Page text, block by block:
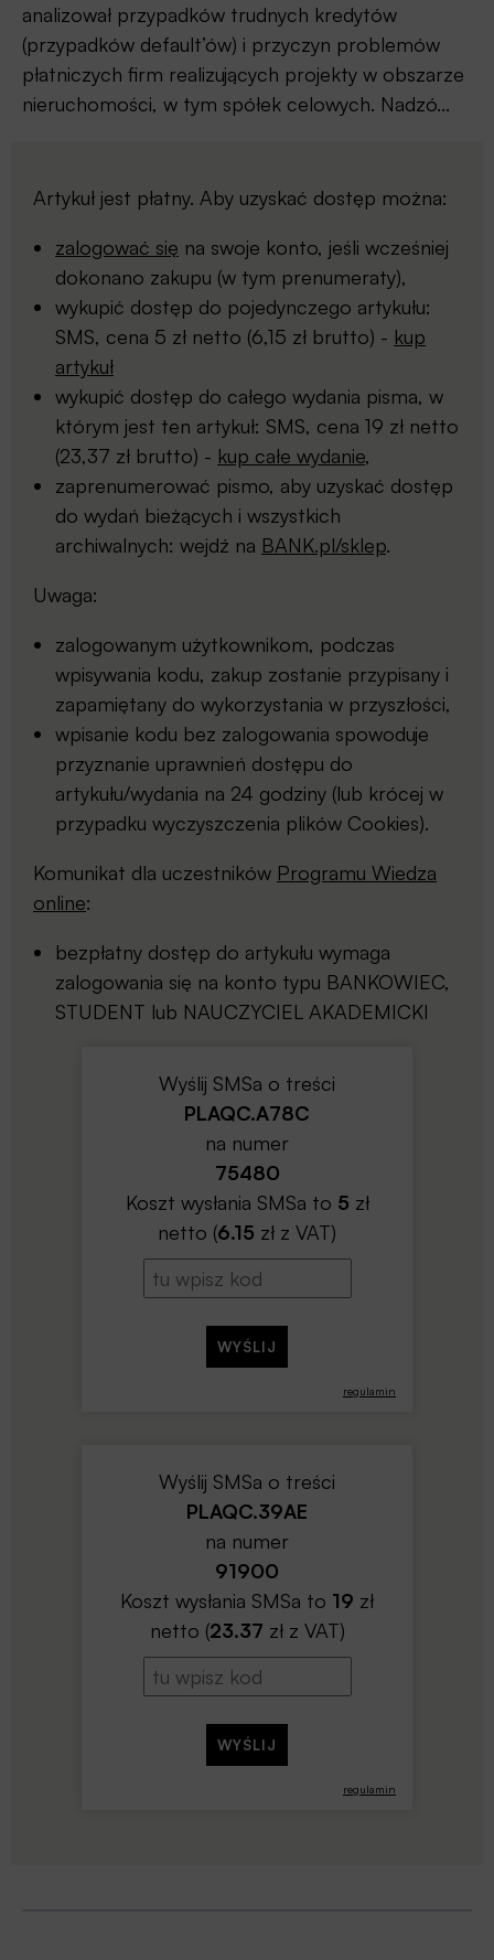
analizował przypadków trudnych kredytów
(przypadków default’ów) i przyczyn problemów
płatniczych firm realizujących projekty w obszarze
nieruchomości, w tym spółek celowych. Nadzó...
Artykuł jest płatny. Aby uzyskać dostęp można:
zalogować się na swoje konto, jeśli wcześniej
dokonano zakupu (w tym prenumeraty),
wykupić dostęp do pojedynczego artykułu:
SMS, cena 5 zł netto (6,15 zł brutto) - kup
artykuł
wykupić dostęp do całego wydania pisma, w
którym jest ten artykuł: SMS, cena 19 zł netto
(23,37 zł brutto) - kup całe wydanie,
zaprenumerować pismo, aby uzyskać dostęp
do wydań bieżących i wszystkich
archiwalnych: wejdź na BANK.pl/sklep.
Uwaga:
zalogowanym użytkownikom, podczas
wpisywania kodu, zakup zostanie przypisany i
zapamiętany do wykorzystania w przyszłości,
wpisanie kodu bez zalogowania spowoduje
przyznanie uprawnień dostępu do
artykułu/wydania na 24 godziny (lub krócej w
przypadku wyczyszczenia plików Cookies).
Komunikat dla uczestników Programu Wiedza
online:
bezpłatny dostęp do artykułu wymaga
zalogowania się na konto typu BANKOWIEC,
STUDENT lub NAUCZYCIEL AKADEMICKI
regulamin
Wyślij SMSa o treści
PLAQC.A78C
na numer
75480
Koszt wysłania SMSa to 5 zł
netto (6.15 zł z VAT)
regulamin
Wyślij SMSa o treści
PLAQC.39AE
na numer
91900
Koszt wysłania SMSa to 19 zł
netto (23.37 zł z VAT)